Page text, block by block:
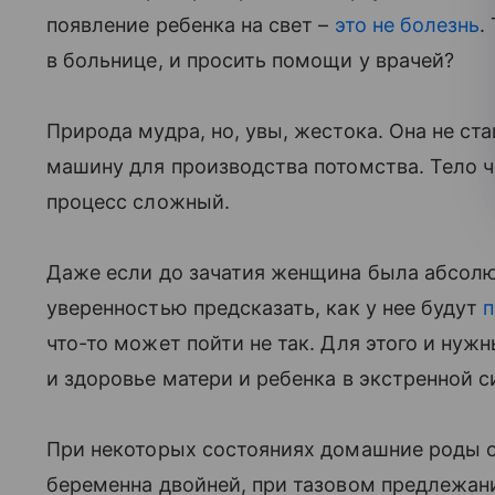
появление ребенка на свет – это не болезнь.
в больнице, и просить помощи у врачей?
Природа мудра, но, увы, жестока. Она не
машину для производства потомства. Тело
процесс сложный.
Даже если до зачатия женщина была
уверенностью предсказать, как у нее будут
что-то может пойти не так. Для этого и
и здоровье матери и ребенка в экстренной
При некоторых состояниях домашние роды
беременна двойней, при тазовом